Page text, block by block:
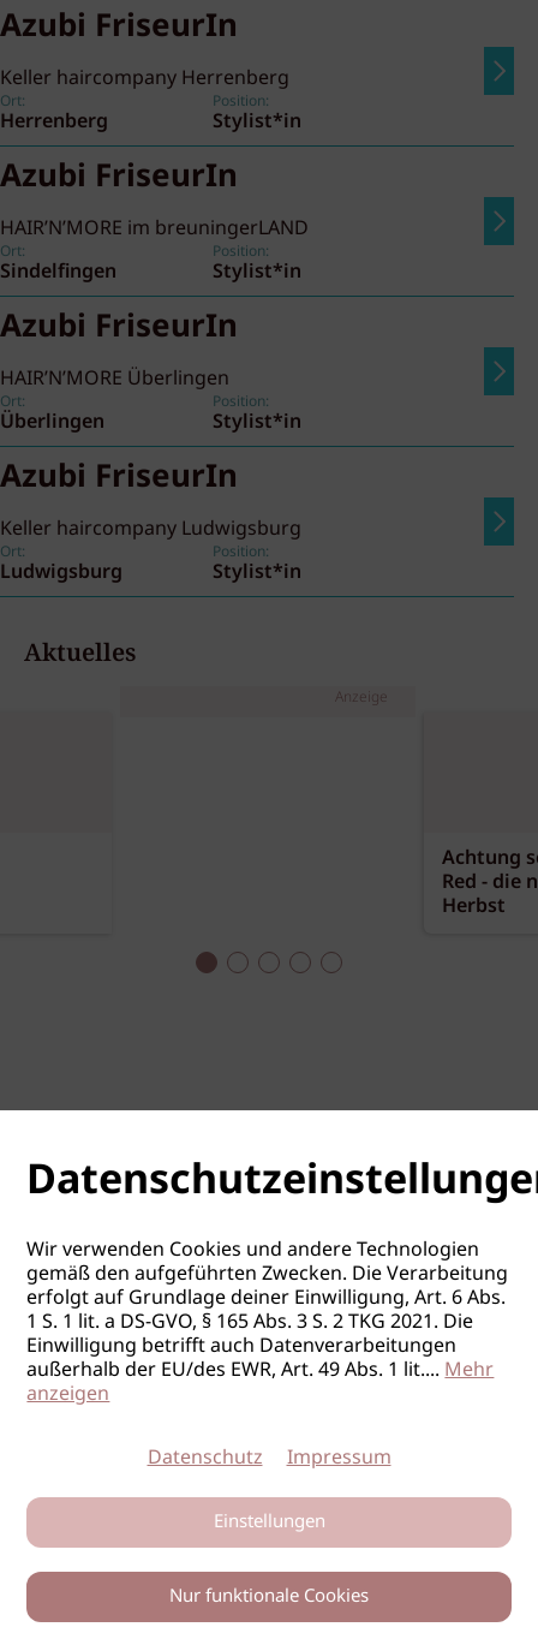
Azubi FriseurIn
Keller haircompany Herrenberg
Ort:
Herrenberg
Position:
Stylist*in
Azubi FriseurIn
HAIR’N’MORE im breuningerLAND
Ort:
Sindelfingen
Position:
Stylist*in
Azubi FriseurIn
HAIR’N’MORE Überlingen
Ort:
Überlingen
Position:
Stylist*in
Azubi FriseurIn
Keller haircompany Ludwigsburg
Ort:
Ludwigsburg
Position:
Stylist*in
Aktuelles
Anzeige
Achtung
Red - die
Herbst
Wir verwenden Cookies und andere Technologien
gemäß den aufgeführten Zwecken. Die Verarbeitung
erfolgt auf Grundlage deiner Einwilligung, Art. 6 Abs.
1 S. 1 lit. a DS-GVO, § 165 Abs. 3 S. 2 TKG 2021. Die
Einwilligung betrifft auch Datenverarbeitungen
außerhalb der EU/des EWR, Art. 49 Abs. 1 lit....Mehr
anzeigen
Datenschutz Impressum
Einstellungen
Nur funktionale Cookies